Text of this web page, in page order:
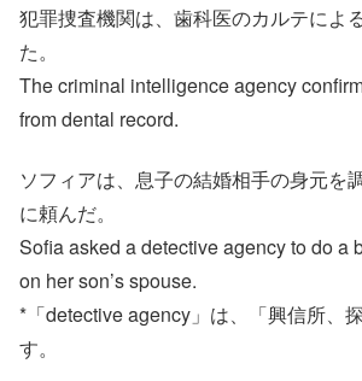
犯罪捜査機関は、歯科医のカルテによ
た。
The criminal intelligence agency
from dental record.
ソフィアは、息子の結婚相手の身元を
に頼んだ。
Sofia asked a detective agency to do a
on her son’s spouse.
*「detective agency」は、「興信所、
す。